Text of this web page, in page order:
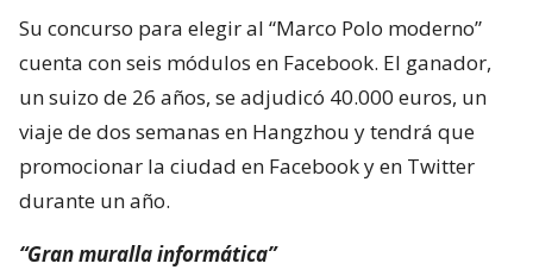
Su concurso para elegir al “Marco Polo moderno”
cuenta con seis módulos en Facebook. El ganador,
un suizo de 26 años, se adjudicó 40.000 euros, un
viaje de dos semanas en Hangzhou y tendrá que
promocionar la ciudad en Facebook y en Twitter
durante un año.
“Gran muralla informática”